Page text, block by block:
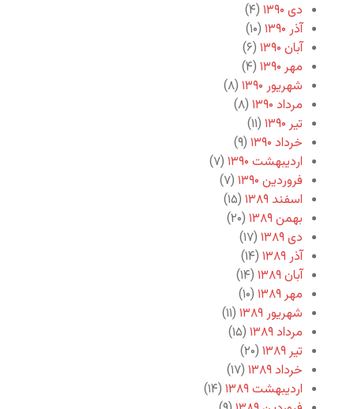
دی ۱۳۹۰
(۴)
آذر ۱۳۹۰
(۱۰)
آبان ۱۳۹۰
(۶)
مهر ۱۳۹۰
(۴)
شهریور ۱۳۹۰
(۸)
مرداد ۱۳۹۰
(۸)
تیر ۱۳۹۰
(۱۱)
خرداد ۱۳۹۰
(۹)
اردیبهشت ۱۳۹۰
(۷)
فروردین ۱۳۹۰
(۷)
اسفند ۱۳۸۹
(۱۵)
بهمن ۱۳۸۹
(۲۰)
دی ۱۳۸۹
(۱۷)
آذر ۱۳۸۹
(۱۴)
آبان ۱۳۸۹
(۱۴)
مهر ۱۳۸۹
(۱۰)
شهریور ۱۳۸۹
(۱۱)
مرداد ۱۳۸۹
(۱۵)
تیر ۱۳۸۹
(۲۰)
خرداد ۱۳۸۹
(۱۷)
اردیبهشت ۱۳۸۹
(۱۴)